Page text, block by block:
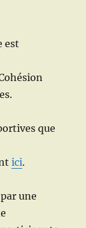
est
que
ici.
une